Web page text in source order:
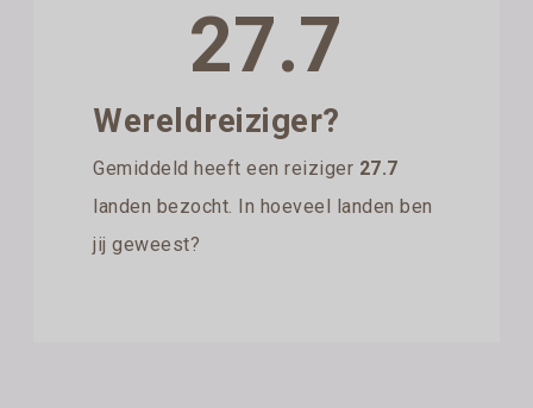
27.7
Wereldreiziger?
Gemiddeld heeft een reiziger 27.7
landen bezocht. In hoeveel landen ben
jij geweest?